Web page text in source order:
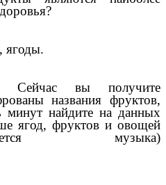
Сейчас вы получите
названия фруктов,
найдите на данных
ягод, фруктов и овощей
музыка)